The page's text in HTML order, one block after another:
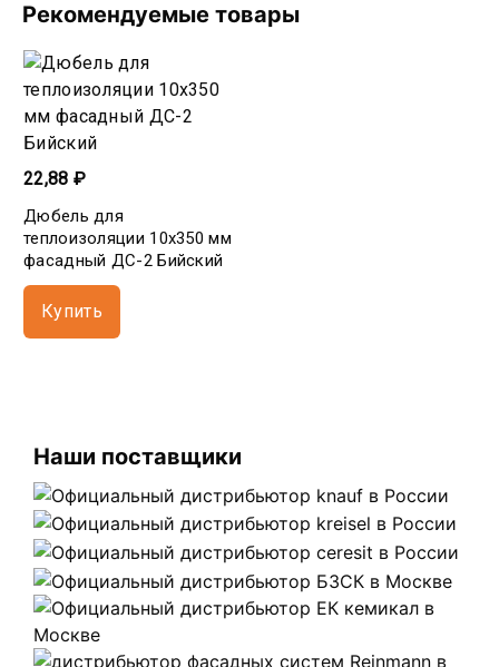
Рекомендуемые товары
22,88 ₽
Дюбель для
теплоизоляции 10х350 мм
фасадный ДС-2 Бийский
Купить
Наши поставщики